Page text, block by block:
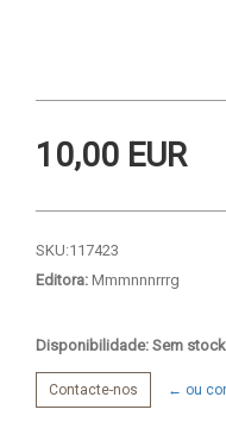
10,00 EUR
SKU:117423
Editora: Mmmnnnrrrg
Disponibilidade: Sem stock
Contacte-nos ← ou